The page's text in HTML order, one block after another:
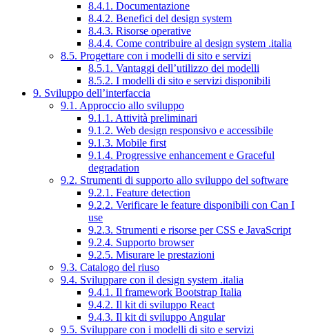
8.4.1. Documentazione
8.4.2. Benefici del design system
8.4.3. Risorse operative
8.4.4. Come contribuire al design system .italia
8.5. Progettare con i modelli di sito e servizi
8.5.1. Vantaggi dell’utilizzo dei modelli
8.5.2. I modelli di sito e servizi disponibili
9. Sviluppo dell’interfaccia
9.1. Approccio allo sviluppo
9.1.1. Attività preliminari
9.1.2. Web design responsivo e accessibile
9.1.3. Mobile first
9.1.4. Progressive enhancement e Graceful
degradation
9.2. Strumenti di supporto allo sviluppo del software
9.2.1. Feature detection
9.2.2. Verificare le feature disponibili con Can I
use
9.2.3. Strumenti e risorse per CSS e JavaScript
9.2.4. Supporto browser
9.2.5. Misurare le prestazioni
9.3. Catalogo del riuso
9.4. Sviluppare con il design system .italia
9.4.1. Il framework Bootstrap Italia
9.4.2. Il kit di sviluppo React
9.4.3. Il kit di sviluppo Angular
9.5. Sviluppare con i modelli di sito e servizi